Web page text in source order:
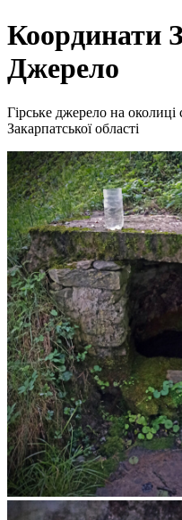
Координати
Джерело
Гірське джерело на
Закарпатської області